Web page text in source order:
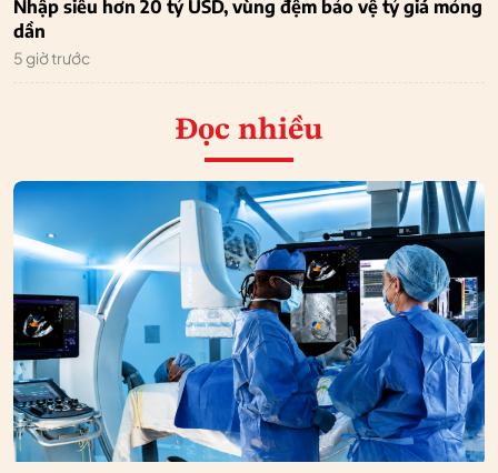
Nhập siêu hơn 20 tỷ USD, vùng đệm bảo vệ tỷ giá mỏng
dần
5 giờ trước
Đọc nhiều